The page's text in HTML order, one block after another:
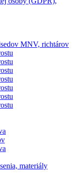
MNV, richtárov
materiály